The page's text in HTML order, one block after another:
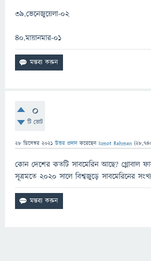
৩৯.ভেনেজুয়েলা-০২
৪০.মায়ানমার-০১
0
টি ভোট
28 ডিসেম্বর 2021 উত্তর প্রদান করেছেন Ismot Rahman (
কোন দেশের কতটি সাবমেরিন আছে? গ্লোবাল
সূত্রমতে ২০২০ সালে বিশ্বজুড়ে সাবমেরিনের